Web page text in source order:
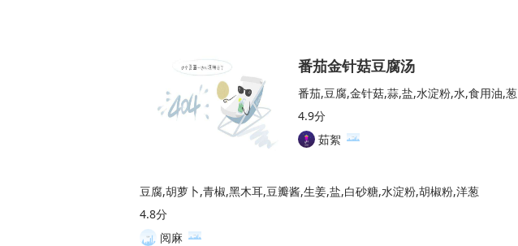
番茄金针菇豆腐汤
番茄,豆腐,金针菇,蒜,盐,水淀粉,水,食用油,葱
4.9分
茹絮
豆腐,胡萝卜,青椒,黑木耳,豆瓣酱,生姜,盐,白砂糖,水淀粉,胡椒粉,洋葱
4.8分
阅麻